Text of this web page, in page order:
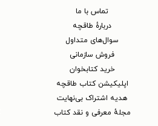
تماس با ما
دربارهٔ طاقچه
سوال‌های متداول
فروش سازمانی
خرید کتابخوان
اپلیکیشن کتاب طاقچه
هدیه اشتراک بی‌نهایت
مجلهٔ معرفی و نقد کتاب